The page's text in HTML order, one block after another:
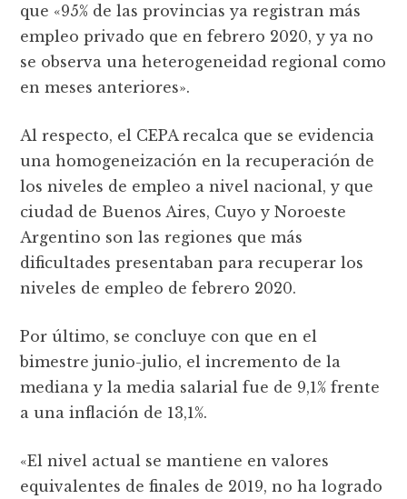
que «95% de las provincias ya registran más
empleo privado que en febrero 2020, y ya no
se observa una heterogeneidad regional como
en meses anteriores».
Al respecto, el CEPA recalca que se evidencia
una homogeneización en la recuperación de
los niveles de empleo a nivel nacional, y que
ciudad de Buenos Aires, Cuyo y Noroeste
Argentino son las regiones que más
dificultades presentaban para recuperar los
niveles de empleo de febrero 2020.
Por último, se concluye con que en el
bimestre junio-julio, el incremento de la
mediana y la media salarial fue de 9,1% frente
a una inflación de 13,1%.
«El nivel actual se mantiene en valores
equivalentes de finales de 2019, no ha logrado